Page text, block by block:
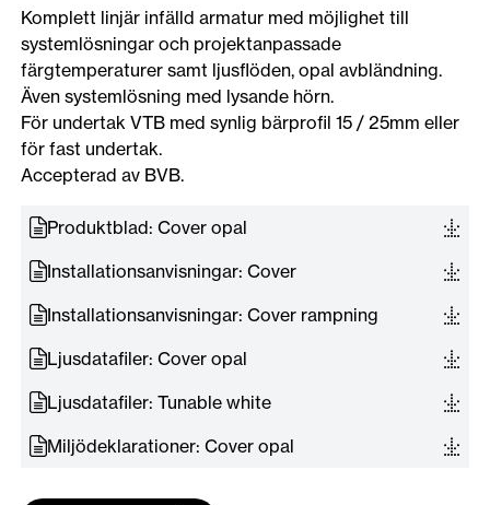
Komplett linjär infälld armatur med möjlighet till
systemlösningar och projektanpassade
färgtemperaturer samt ljusflöden, opal avbländning.
Även systemlösning med lysande hörn.
För undertak VTB med synlig bärprofil 15 / 25mm eller
för fast undertak.
Accepterad av BVB.
Produktblad: Cover opal
Installationsanvisningar: Cover
Installationsanvisningar: Cover rampning
Ljusdatafiler: Cover opal
Ljusdatafiler: Tunable white
Miljödeklarationer: Cover opal